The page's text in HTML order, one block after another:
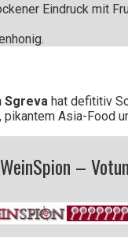
Eindruck mit
Sgreva hat defititiv
Asia-Food
WeinSpion –